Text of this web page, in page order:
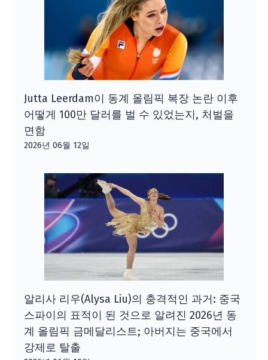
Jutta Leerdam이 동계 올림픽 복장 논란 이후
어떻게 100만 달러를 벌 수 있었는지, 처벌을
면함
2026년 06월 12일
알리사 리우(Alysa Liu)의 충격적인 과거: 중국
스파이의 표적이 된 것으로 알려진 2026년 동
계 올림픽 금메달리스트; 아버지는 중국에서
강제로 탈출